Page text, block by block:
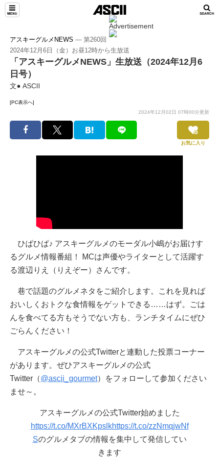
アスキーグルメNEWS ― 第260回
2024年12月6日（金）お昼12時から生放送
「アスキーグルメNEWS」生放送（2024年12月6
日号）
文● ASCII
[PC表示へ]
2024年12月02日 07時00分更新
お気に入り
ひぱひぱ♪ アスキーグルメのモーダル小嶋がお届けす
るグルメ情報番組！ MCは声優やライターとして活躍す
る渡辺りえ（りえぞー）さんです。
巷で話題のグルメネタをご紹介します。これを見れば
おいしくおトクな食情報をゲットできる……はず。ごは
んを食べてる方もそうでない方も、ランチタイムにぜひ
ごらんください！
アスキーグルメの公式Twitterと連動した投票コーナー
があります。ぜひアスキーグルメの公式
Twitter（@ascii_gourmet）をフォローして参加ください
ませ～。
アスキーグルメの公式Twitter始めました
https://t.co/MXrBXKpslkhttps://t.co/zzNmqjwNf
Sのグルメタブの情報を集中して発信してい
きます